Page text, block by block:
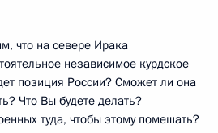
что на севере Ирака
независимое курдское
позиция России? Сможет ли она
Что Вы будете делать?
туда, чтобы этому помешать?